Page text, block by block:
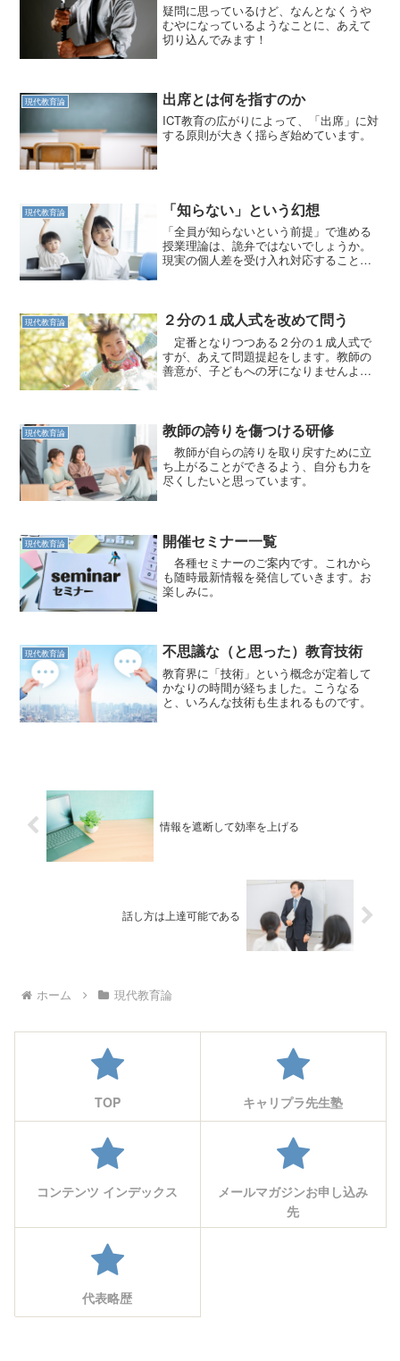
疑問に思っているけど、なんとなくうや
むやになっているようなことに、あえて
切り込んでみます！
現代教育論 出席とは何を指すのか
ICT教育の広がりによって、「出席」に対
する原則が大きく揺らぎ始めています。
現代教育論 「知らない」という幻想
「全員が知らないという前提」で進める
授業理論は、詭弁ではないでしょうか。
現実の個人差を受け入れ対応することが
現代教育論 ２分の１成人式を改めて問う
定番となりつつある２分の１成人式で
すが、あえて問題提起をします。教師の
善意が、子どもへの牙になりませんよう
現代教育論 教師の誇りを傷つける研修
教師が自らの誇りを取り戻すために立
ち上がることができるよう、自分も力を
尽くしたいと思っています。
現代教育論 開催セミナー一覧
各種セミナーのご案内です。これから
も随時最新情報を発信していきます。お
楽しみに。
現代教育論 不思議な（と思った）教育技術
教育界に「技術」という概念が定着して
かなりの時間が経ちました。こうなる
と、いろんな技術も生まれるものです。
情報を遮断して効率を上げる
話し方は上達可能である
ホーム 現代教育論
TOP キャリプラ先生塾
コンテンツ インデックス
メールマガジンお申し込み
先
代表略歴